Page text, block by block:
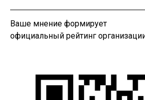
Ваше мнение формирует
официальный рейтинг